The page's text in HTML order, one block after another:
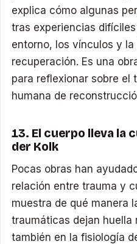
explica cómo algunas
tras experiencias
entorno, los vínculos y
recuperación. Es una
para reflexionar sobre el
humana de
13. El cuerpo lleva la
der Kolk
Pocas obras han
relación entre trauma y
muestra de qué manera
traumáticas dejan huella
también en la fisiología